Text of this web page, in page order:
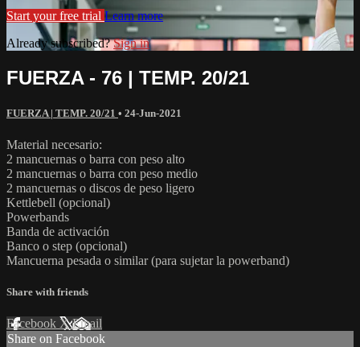
Start your free trial Learn more
Already subscribed?Sign in
FUERZA - 76 | TEMP. 20/21
FUERZA | TEMP. 20/21 • 24-Jun-2021
Material necesario:
2 mancuernas o barra con peso alto
2 mancuernas o barra con peso medio
2 mancuernas o discos de peso ligero
Kettlebell (opcional)
Powerbands
Banda de activación
Banco o step (opcional)
Mancuerna pesada o similar (para sujetar la powerband)
Share with friends
Facebook XEmail
Share on Facebook